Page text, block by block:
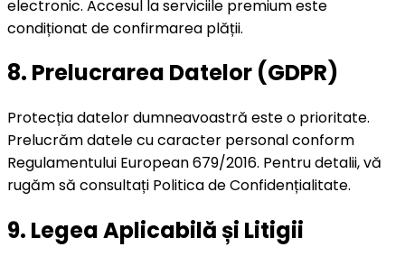
electronic. Accesul la serviciile premium este
condiționat de confirmarea plății.
8. Prelucrarea Datelor (GDPR)
Protecția datelor dumneavoastră este o prioritate.
Prelucrăm datele cu caracter personal conform
Regulamentului European 679/2016. Pentru detalii, vă
rugăm să consultați Politica de Confidențialitate.
9. Legea Aplicabilă și Litigii